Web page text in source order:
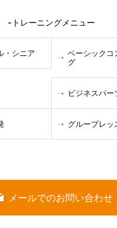
-トレーニングメニュー
・シニア
ベーシックコ
グ
ビジネスパー
グループレッ
メールでのお問い合わせ